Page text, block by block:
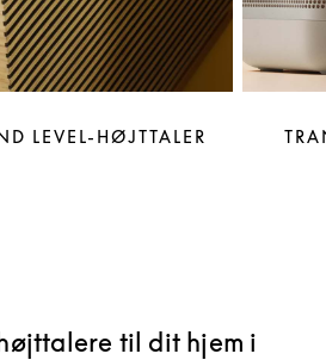
LEVEL-HØJTTALER
til dit hjem i